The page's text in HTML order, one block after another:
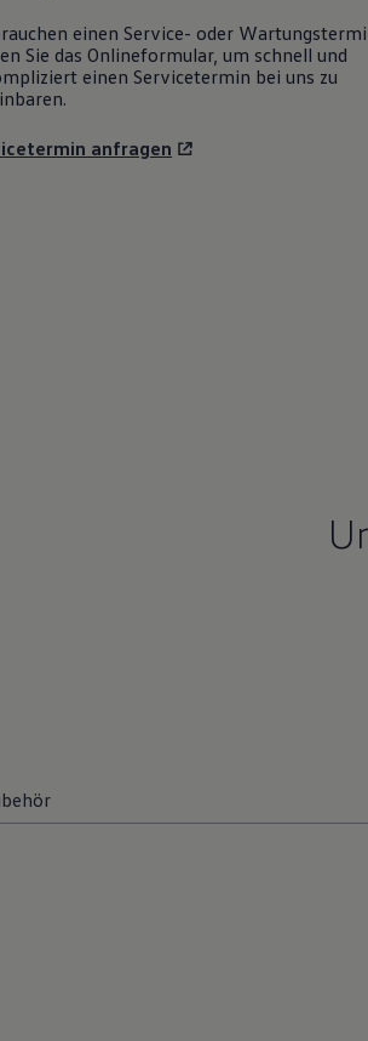
einen Service- oder
Sie das Onlineformular, um schnell und
einen Servicetermin bei uns zu
anfragen